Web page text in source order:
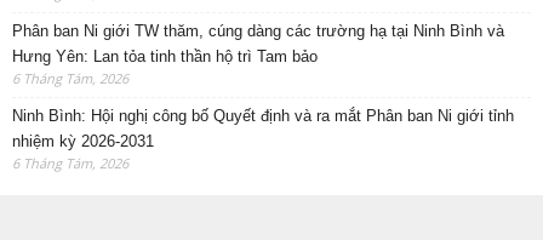
Phân ban Ni giới TW thăm, cúng dàng các trường hạ tại Ninh Bình và
Hưng Yên: Lan tỏa tinh thần hộ trì Tam bảo
6 Tháng Tám, 2026
Ninh Bình: Hội nghị công bố Quyết định và ra mắt Phân ban Ni giới tỉnh
nhiệm kỳ 2026-2031
6 Tháng Tám, 2026